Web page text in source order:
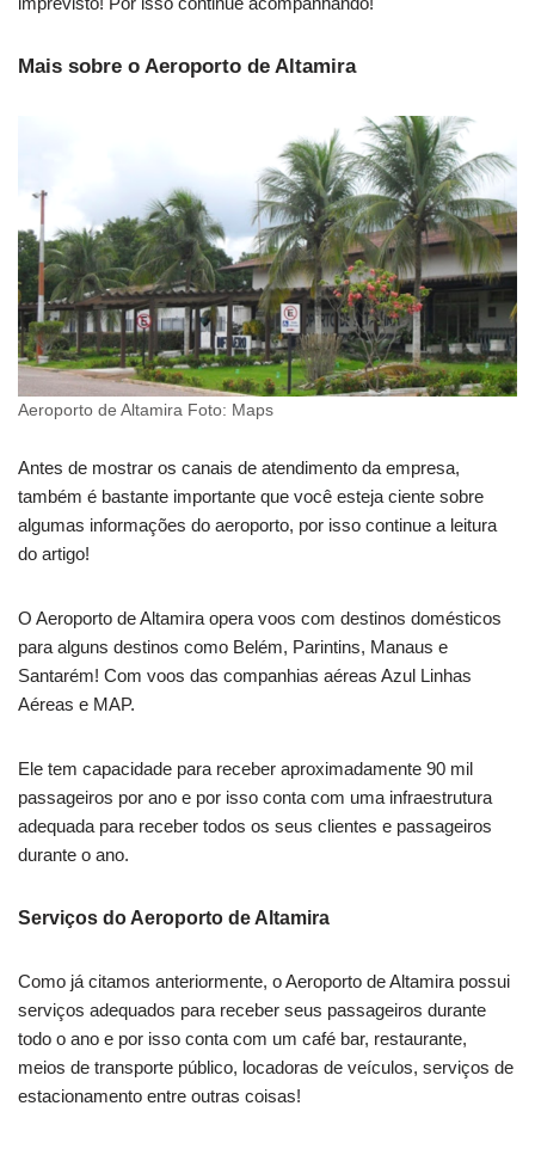
Mais sobre o Aeroporto de Altamira
Aeroporto de Altamira Foto: Maps
Antes de mostrar os canais de atendimento da empresa,
também é bastante importante que você esteja ciente sobre
algumas informações do aeroporto, por isso continue a leitura
do artigo!
O Aeroporto de Altamira opera voos com destinos domésticos
para alguns destinos como Belém, Parintins, Manaus e
Santarém! Com voos das companhias aéreas Azul Linhas
Aéreas e MAP.
Ele tem capacidade para receber aproximadamente 90 mil
passageiros por ano e por isso conta com uma infraestrutura
adequada para receber todos os seus clientes e passageiros
durante o ano.
Serviços do Aeroporto de Altamira
Como já citamos anteriormente, o Aeroporto de Altamira possui
serviços adequados para receber seus passageiros durante
todo o ano e por isso conta com um café bar, restaurante,
meios de transporte público, locadoras de veículos, serviços de
estacionamento entre outras coisas!